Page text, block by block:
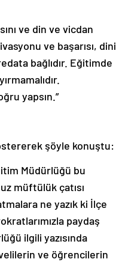
ve din ve vicdan
ve başarısı, dini
bağlıdır. Eğitimde
yapsın.”
şöyle konuştu:
Müdürlüğü bu
müftülük çatısı
ne yazık ki İlçe
paydaş
ilgili yazısında
ve öğrencilerin